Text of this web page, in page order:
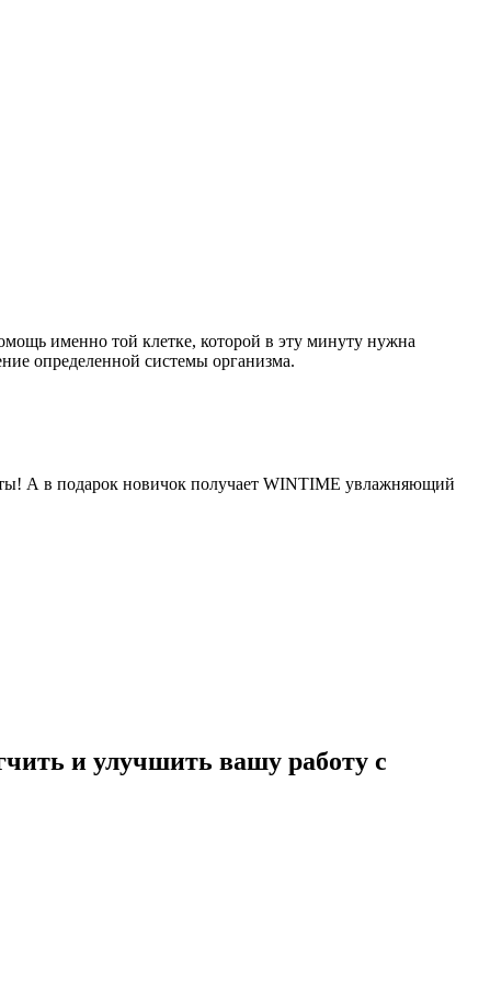
именно той клетке, которой в эту минуту нужна
определенной системы организма.
А в подарок новичок получает WINTIME увлажняющий
и улучшить вашу работу с